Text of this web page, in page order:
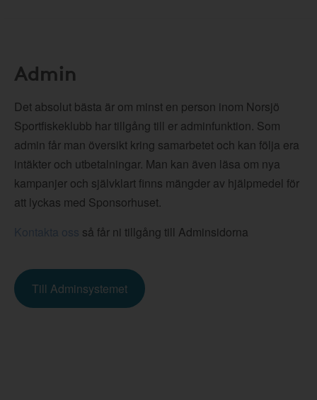
Admin
Det absolut bästa är om minst en person inom Norsjö
Sportfiskeklubb har tillgång till er adminfunktion. Som
admin får man översikt kring samarbetet och kan följa era
intäkter och utbetalningar. Man kan även läsa om nya
kampanjer och självklart finns mängder av hjälpmedel för
att lyckas med Sponsorhuset.
Kontakta oss så får ni tillgång till Adminsidorna
Till Adminsystemet